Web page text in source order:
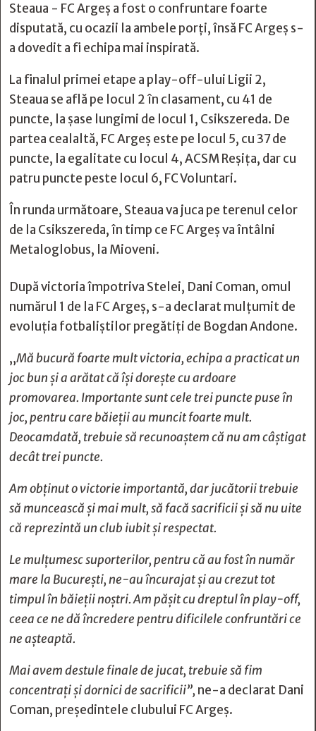
Steaua - FC Argeș a fost o confruntare foarte
disputată, cu ocazii la ambele porți, însă FC Argeș s-
a dovedit a fi echipa mai inspirată.
La finalul primei etape a play-off-ului Ligii 2,
Steaua se află pe locul 2 în clasament, cu 41 de
puncte, la șase lungimi de locul 1, Csikszereda. De
partea cealaltă, FC Argeș este pe locul 5, cu 37 de
puncte, la egalitate cu locul 4, ACSM Reșița, dar cu
patru puncte peste locul 6, FC Voluntari.
În runda următoare, Steaua va juca pe terenul celor
de la Csikszereda, în timp ce FC Argeș va întâlni
Metaloglobus, la Mioveni.
După victoria împotriva Stelei, Dani Coman, omul
numărul 1 de la FC Argeș, s-a declarat mulțumit de
evoluția fotbaliștilor pregătiți de Bogdan Andone.
„Mă bucură foarte mult victoria, echipa a practicat un
joc bun și a arătat că își dorește cu ardoare
promovarea. Importante sunt cele trei puncte puse în
joc, pentru care băieții au muncit foarte mult.
Deocamdată, trebuie să recunoaștem că nu am câștigat
decât trei puncte.
Am obținut o victorie importantă, darjucătorii trebuie
să muncească și mai mult, să facă sacrificii și să nu uite
că reprezintă un club iubit și respectat.
Le mulțumesc suporterilor, pentru că au fost în număr
mare la București, ne-au încurajat și au crezut tot
timpul în băieții noștri. Am pășit cu dreptul în play-off,
ceea ce ne dă încredere pentru dificilele confruntări ce
ne așteaptă.
Mai avem destule finale de jucat, trebuie să fim
concentrați și dornici de sacrificii”, ne-a declarat Dani
Coman, președintele clubului FC Argeș.